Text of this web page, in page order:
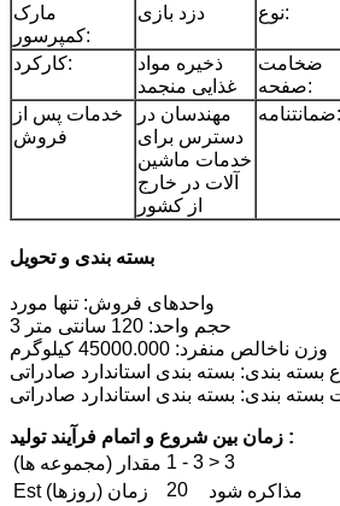
مارک
کمپرسور:
دزد بازی نوع:
کارکرد:
ذخیره مواد
غذایی منجمد
ضخامت
صفحه:
خدمات پس از
فروش
مهندسان در
دسترس برای
خدمات ماشین
آلات در خارج
از کشور
ضمانتنامه:
بسته بندی و تحویل
واحدهای فروش: تنها مورد
حجم واحد: 120 سانتی متر 3
وزن ناخالص منفرد: 45000.000 کیلوگرم
بسته بندی: بسته بندی استاندارد صادراتی
بسته بندی: بسته بندی استاندارد صادراتی
زمان بین شروع و اتمام فرآیند تولید :
مقدار (مجموعه ها) 1 - 3 > 3
Est زمان (روزها)
20
مذاکره شود